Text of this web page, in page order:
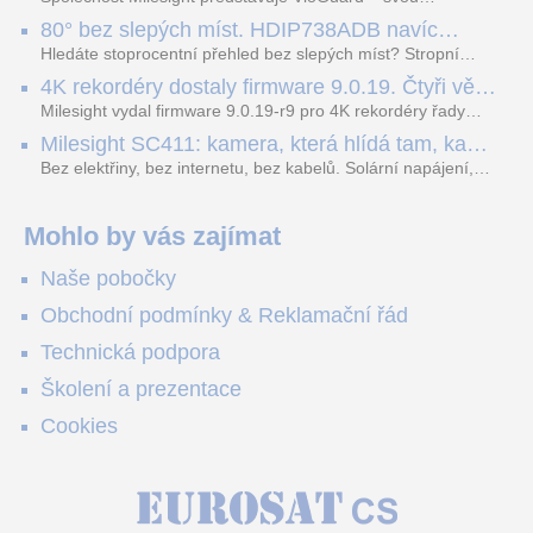
dopravních přestupků. Tento systém, poháněný
sofistikovanými algoritmy umělé inteligence (AI), je navržen
tak, aby poskytoval komplexní nástroje pro vymáhání
dopravních předpisů, zvyšoval bezpečnost na silnicích a
optimalizoval plynulost dopravy v moderních městech.
80° bez slepých míst. HDIP738ADB navíc
streamuje na YouTube – bez PC.
Hledáte stoprocentní přehled bez slepých míst? Stropní
panoramatická kamera HDIP738ADB skládá obraz ze dvou
4MP senzorů SONY do jednoho čistého 180° záběru bez
zkreslení. K tomu přidává AI detekci osob a vozidel,
YouTube – bez běžícího počítače.
4K rekordéry dostaly firmware 9.0.19. Čtyři věci,
které musíte vědět.
Milesight vydal firmware 9.0.19-r9 pro 4K rekordéry řady
které vám zjednoduší práci – a jedna z nich vám ušetří
spoustu zbytečných výjezdů k zákazníkům.
Milesight SC411: kamera, která hlídá tam, kam
kabel nedosáhne
Bez elektřiny, bez internetu, bez kabelů. Solární napájení,
váš telefon. Podívejte se na video.
Mohlo by vás zajímat
Naše pobočky
Obchodní podmínky & Reklamační řád
Technická podpora
Školení a prezentace
Cookies